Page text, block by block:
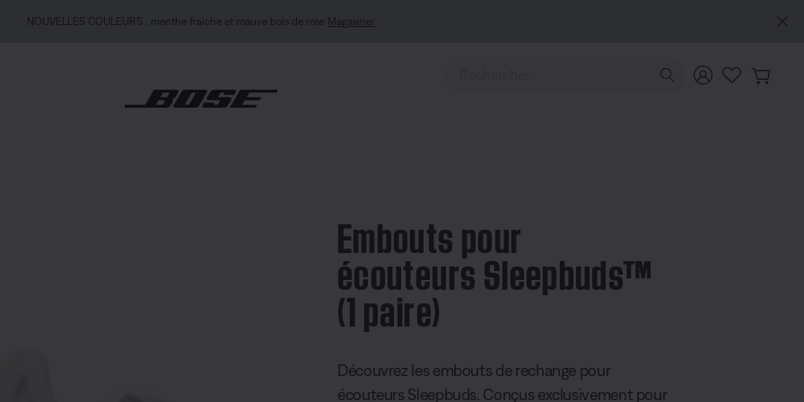
NOUVEAU : Casque QuietComfort (2e génération).
Utilisez les touches de flèche Haut ou Bas pour naviguer
Embouts pour
écouteurs Sleepbuds™
(1 paire)
Découvrez les embouts de rechange pour
écouteurs Sleepbuds. Conçus exclusivement pour